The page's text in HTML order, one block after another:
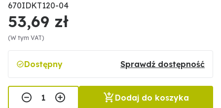
670IDKT120-04
53,69 zł
(W tym VAT)
Dostępny Sprawdź dostępność
Dodaj do koszyka